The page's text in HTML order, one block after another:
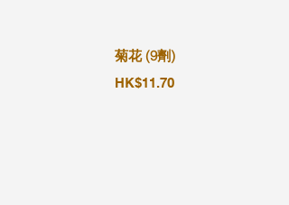
菊花 (9劑)
HK$11.70